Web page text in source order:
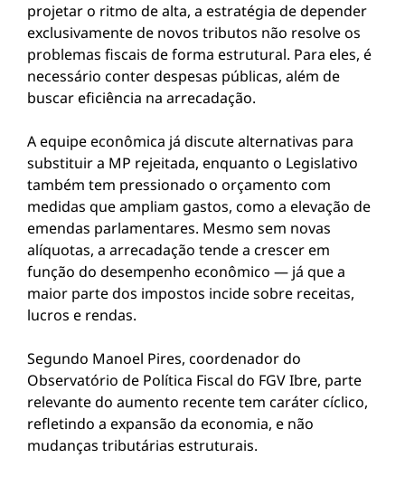
projetar o ritmo de alta, a estratégia de depender
exclusivamente de novos tributos não resolve os
problemas fiscais de forma estrutural. Para eles, é
necessário conter despesas públicas, além de
buscar eficiência na arrecadação.
A equipe econômica já discute alternativas para
substituir a MP rejeitada, enquanto o Legislativo
também tem pressionado o orçamento com
medidas que ampliam gastos, como a elevação de
emendas parlamentares. Mesmo sem novas
alíquotas, a arrecadação tende a crescer em
função do desempenho econômico — já que a
maior parte dos impostos incide sobre receitas,
lucros e rendas.
Segundo Manoel Pires, coordenador do
Observatório de Política Fiscal do FGV Ibre, parte
relevante do aumento recente tem caráter cíclico,
refletindo a expansão da economia, e não
mudanças tributárias estruturais.